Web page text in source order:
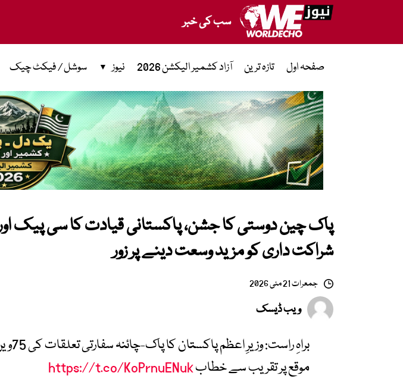
سب کی خبر
صفحہ اول تازہ ترین آزاد کشمیر الیکشن 2026 نیوز سوشل / فیکٹ چیک
پاک چین دوستی کا جشن، پاکستانی قیادت کا سی پیک
شراکت داری کو مزید وسعت دینے پر زور
جمعرات 21 مئی 2026
ویب ڈیسک
براہِ
موقع پر تقریب سے خطابhttps://t.co/KoPrnuENuk